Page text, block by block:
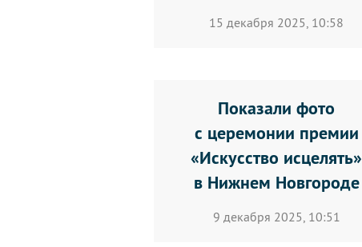
15 декабря 2025, 10:58
Показали фото
с церемонии премии
«Искусство исцелять»
в Нижнем Новгороде
9 декабря 2025, 10:51